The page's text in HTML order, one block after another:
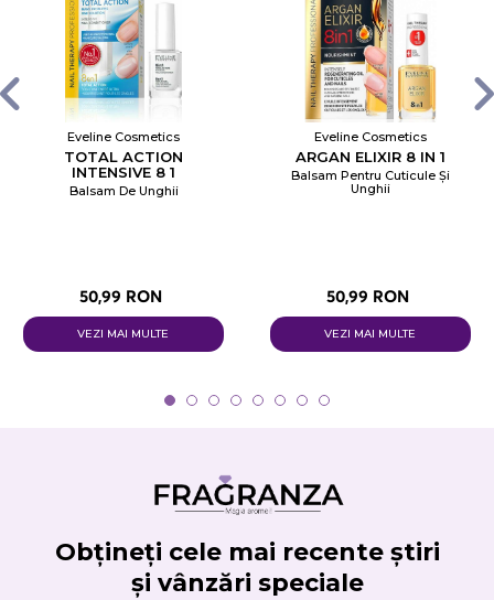
Eveline Cosmetics
TOTAL ACTION
INTENSIVE 8 1
Balsam De Unghii
50,99 RON
VEZI MAI MULTE
Eveline Cosmetics
ARGAN ELIXIR 8 IN 1
Balsam Pentru Cuticule Și
Unghii
50,99 RON
VEZI MAI MULTE
Obțineți cele mai recente știri
și vânzări speciale